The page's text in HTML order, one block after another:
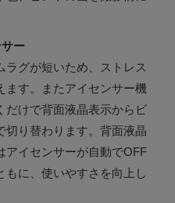
ー
ラグが短いため、ストレス
ます。またアイセンサー機
だけで背面液晶表示からビ
切り替わります。背面液晶
アイセンサーが自動でOFF
もに、使いやすさを向上し